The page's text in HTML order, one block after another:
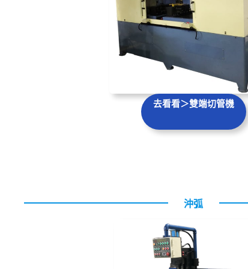
去看看＞雙端切管機
沖弧